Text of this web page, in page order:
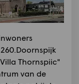
Thornspiic"
van de